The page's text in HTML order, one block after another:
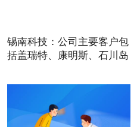
锡南科技：公司主要客户包
括盖瑞特、康明斯、石川岛